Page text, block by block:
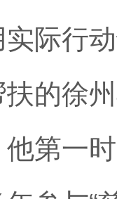
实际行
的徐
他第一